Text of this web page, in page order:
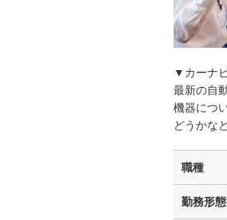
▼カーナ
最新の自
機器につ
どうかな
職種
勤務形態